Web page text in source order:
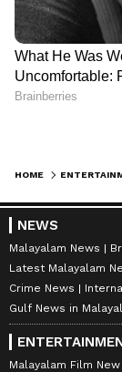
HOME
NEWS
Malayalam News
Latest Malayalam
Crime News
Gulf News in
Malayalam Film New